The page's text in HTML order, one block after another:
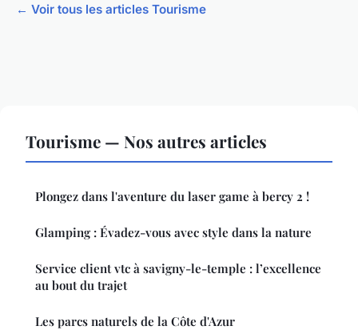
← Voir tous les articles Tourisme
Tourisme — Nos autres articles
Plongez dans l'aventure du laser game à bercy 2 !
Glamping : Évadez-vous avec style dans la nature
Service client vtc à savigny-le-temple : l’excellence
au bout du trajet
Les parcs naturels de la Côte d'Azur